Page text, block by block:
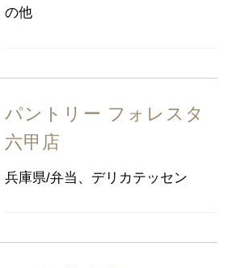
の他
パントリー フォレスタ
六甲店
兵庫県/弁当、デリカテッセン